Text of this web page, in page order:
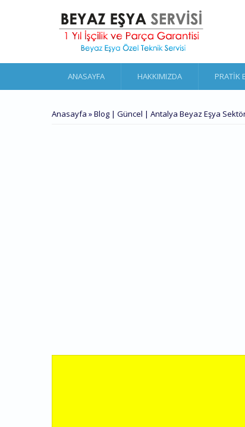
ANASAYFA HAKKIMIZDA PRATIK
BURADASINIZ
Anasayfa »Blog | Güncel | Antalya Beyaz Eşya